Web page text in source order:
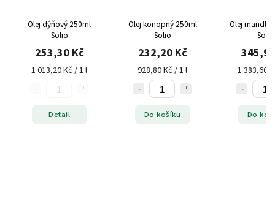
Olej dýňový 250ml
Solio
253,30 Kč
1 013,20 Kč / 1 l
Detail
Olej konopný 250ml
Solio
232,20 Kč
928,80 Kč / 1 l
Do košíku
Olej
Solio
1 383,60
Do